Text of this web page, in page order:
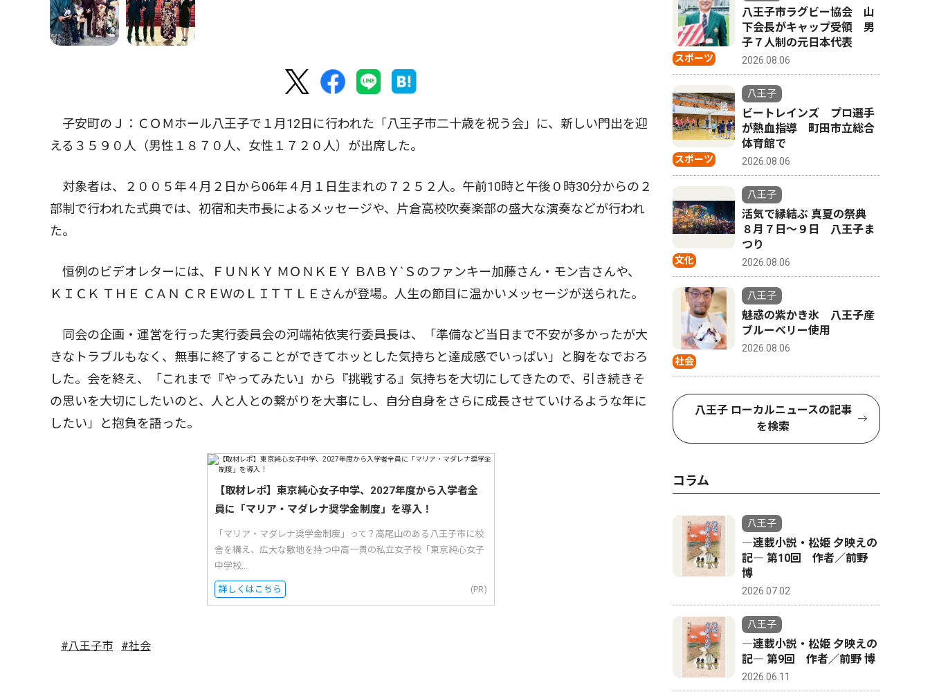
子安町のＪ：ＣＯＭホール八王子で１月12日に行われた「八王子市二十歳を祝う会」に、新しい門出を迎
える３５９０人（男性１８７０人、女性１７２０人）が出席した。
対象者は、２００５年４月２日から06年４月１日生まれの７２５２人。午前10時と午後０時30分からの２
部制で行われた式典では、初宿和夫市長によるメッセージや、片倉高校吹奏楽部の盛大な演奏などが行われ
た。
恒例のビデオレターには、ＦＵＮＫＹ ＭＯＮＫＥＹ ＢΛＢＹ`Ｓのファンキー加藤さん・モン吉さんや、
ＫＩＣＫ ＴＨＥ ＣＡＮ ＣＲＥＷのＬＩＴＴＬＥさんが登場。人生の節目に温かいメッセージが送られた。
同会の企画・運営を行った実行委員会の河端祐依実行委員長は、「準備など当日まで不安が多かったが大
きなトラブルもなく、無事に終了することができてホッとした気持ちと達成感でいっぱい」と胸をなでおろ
した。会を終え、「これまで『やってみたい』から『挑戦する』気持ちを大切にしてきたので、引き続きそ
の思いを大切にしたいのと、人と人との繋がりを大事にし、自分自身をさらに成長させていけるような年に
したい」と抱負を語った。
【取材レポ】東京純心女子中学、2027年度から入学者全
員に「マリア・マダレナ奨学金制度」を導入！
「マリア・マダレナ奨学金制度」って？高尾山のある八王子市に校
舎を構え、広大な敷地を持つ中高一貫の私立女子校「東京純心女子
中学校...
詳しくはこちら (PR)
#八王子市 #社会
スポーツ
八王子市ラグビー協会 山
下会長がキャップ受領 男
子７人制の元日本代表
2026.08.06
スポーツ
八王子
ビートレインズ プロ選手
が熱血指導 町田市立総合
体育館で
2026.08.06
文化
八王子
活気で縁結ぶ 真夏の祭典
８月７日〜９日 八王子ま
つり
2026.08.06
社会
八王子
魅惑の紫かき氷 八王子産
ブルーベリー使用
2026.08.06
八王子 ローカルニュースの記事
を検索
コラム
八王子
―連載小説・松姫 夕映えの
記― 第10回 作者／前野
博
2026.07.02
八王子
―連載小説・松姫 夕映えの
記― 第9回 作者／前野 博
2026.06.11